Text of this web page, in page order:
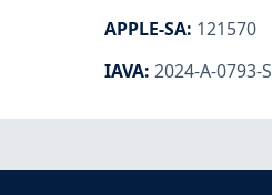
APPLE-SA: 121570
IAVA: 2024-A-0793-S